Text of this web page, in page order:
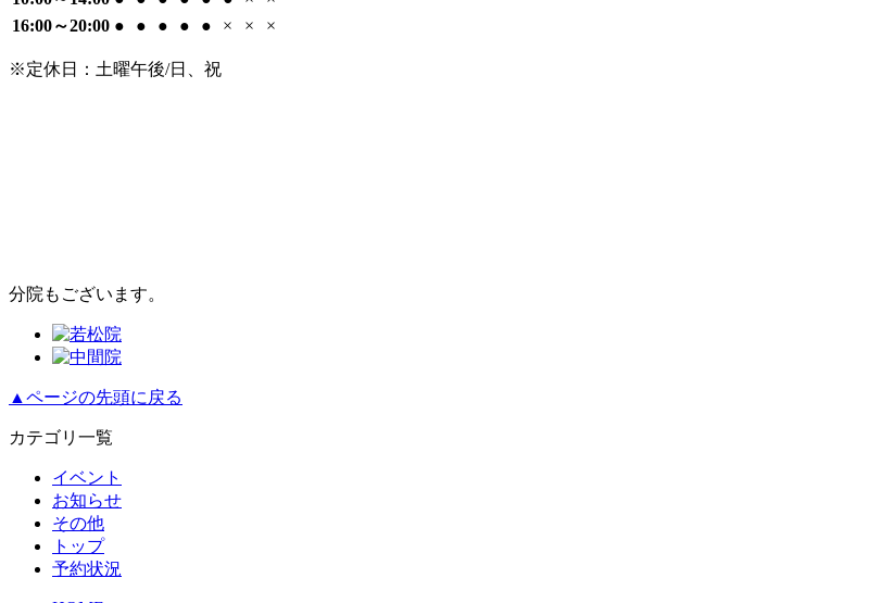
16:00～20:00 ● ● ● ● ● × × ×
※定休日：土曜午後/日、祝
分院もございます。
▲ページの先頭に戻る
カテゴリ一覧
イベント
お知らせ
その他
トップ
予約状況